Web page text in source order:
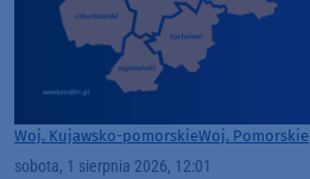
Woj. Kujawsko-pomorskieWoj. Pomorskie
sobota, 1 sierpnia 2026, 12:01